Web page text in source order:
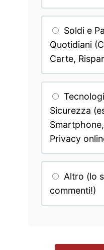
Soldi e
Quotidiani
Carte,
Sicurezza
Privacy
Altro (lo
commenti!)